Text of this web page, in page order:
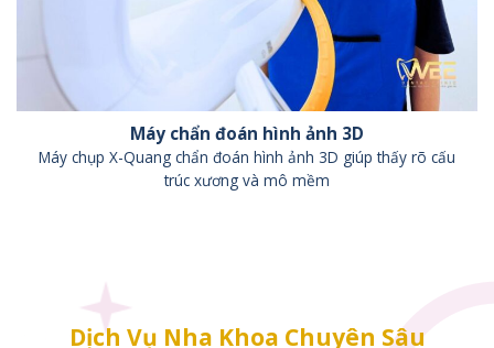
Máy chẩn đoán hình ảnh 3D
Máy chụp X-Quang chẩn đoán hình ảnh 3D giúp thấy rõ cấu
trúc xương và mô mềm
Dịch Vụ Nha Khoa Chuyên Sâu